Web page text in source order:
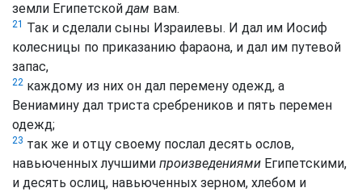
земли Египетскойдам вам.
21 Так и сделали сыны Израилевы. И дал им Иосиф
колесницы по приказанию фараона, и дал им путевой
запас,
22 каждому из них он дал перемену одежд, а
Вениамину дал триста сребреников и пять перемен
одежд;
23 так же и отцу своему послал десять ослов,
навьюченных лучшими произведениями Египетскими,
и десять ослиц, навьюченных зерном, хлебом и